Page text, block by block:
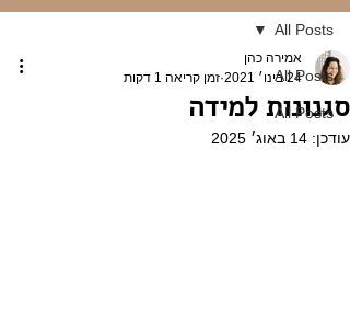
All Posts
All Posts
All Posts
סגנונות למידה
אמירה כהן
24 בינו׳ 2021
זמן קריאה 1 דקות
עודכן: 14 באוג׳ 2025